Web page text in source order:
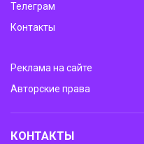
Телеграм
Контакты
Реклама на сайте
Авторские права
КОНТАКТЫ